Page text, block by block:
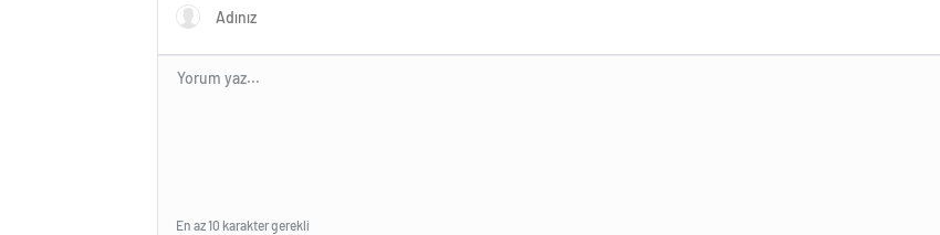
En az 10 karakter gerekli